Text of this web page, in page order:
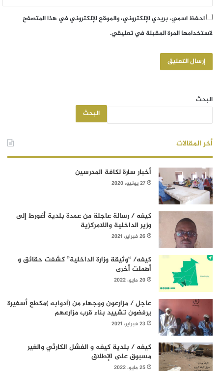
احفظ اسمي، بريدي الإلكتروني، والموقع الإلكتروني في هذا المتصفح
لاستخدامها المرة المقبلة في تعليقي.
البحث
البحث
أخر المقالات
أخبار سارة لكافة المدرسين
27 يونيو، 2020
كيفه / رسالة عاجلة من عمدة بلدية أغورط إلى
وزير الداخلية واللامركزية
26 فبراير، 2021
كيفه/ “وثيقة وزارة الداخلية” كشفت حقائق و
أهملت أخرى
20 مايو، 2022
عاجل / مزارعون ووجهاء من (آدوابه )مكطع أسفيرة
يرفضون تشييد بناء قرب مزارعهم
23 فبراير، 2021
كيفه / بلدية كيفه و الفشل الكارثي والغير
مسبوق على الإطلاق
25 مايو، 2022